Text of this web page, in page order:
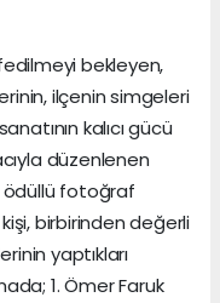
bekleyen,
ilçenin simgeleri
kalıcı gücü
düzenlenen
ödüllü fotoğraf
kişi, birbirinden değerli
yaptıkları
1. Ömer Faruk